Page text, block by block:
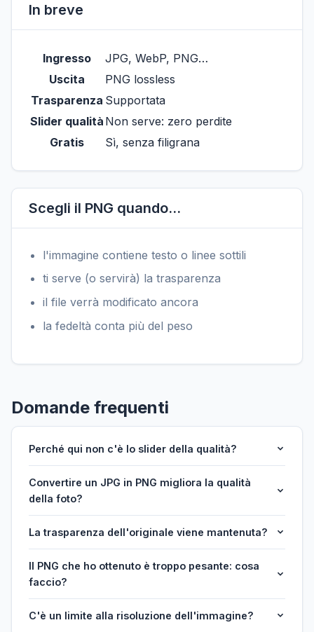
In breve
Ingresso
JPG, WebP, PNG…
Uscita
PNG lossless
Trasparenza Supportata
Slider qualità Non serve: zero perdite
Gratis
Sì, senza filigrana
Scegli il PNG quando…
l'immagine contiene testo o linee sottili
ti serve (o servirà) la trasparenza
il file verrà modificato ancora
la fedeltà conta più del peso
Domande frequenti
Perché qui non c'è lo slider della qualità?
Convertire un JPG in PNG migliora la qualità
della foto?
La trasparenza dell'originale viene mantenuta?
Il PNG che ho ottenuto è troppo pesante: cosa
faccio?
C'è un limite alla risoluzione dell'immagine?